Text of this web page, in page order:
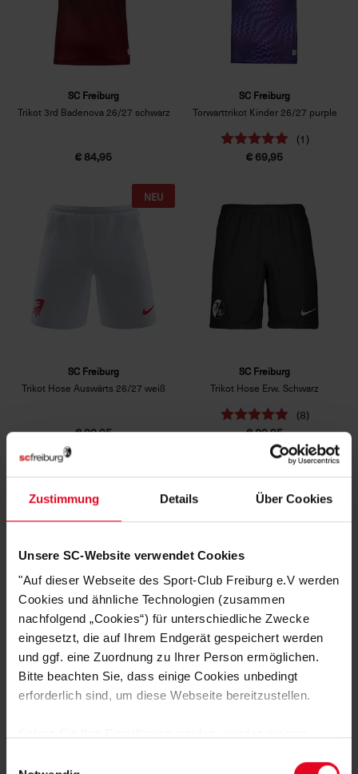
Zustimmung Details Über Cookies
Unsere SC-Website verwendet Cookies
"Auf dieser Webseite des Sport-Club Freiburg e.V werden
Cookies und ähnliche Technologien (zusammen
nachfolgend „Cookies“) für unterschiedliche Zwecke
eingesetzt, die auf Ihrem Endgerät gespeichert werden
und ggf. eine Zuordnung zu Ihrer Person ermöglichen.
Bitte beachten Sie, dass einige Cookies unbedingt
erforderlich sind, um diese Webseite bereitzustellen.
SC Freiburg
Trikot 3rd Badenova 26/27 schwarz
€ 84,95
SC Freiburg
Torwarttrikot Kinder 26/27 purple
(1)
€ 69,95
SC Freiburg
Trikot Hose Auswärts 26/27 weiß
€ 29,95
NEU
SC Freiburg
Trikot Hose Erw. Schwarz
(8)
€ 29,95
SC Freiburg
Trikot Hose 26/27 rot
Stutzen 26/27 purple